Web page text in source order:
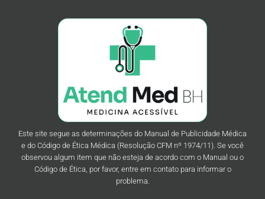
Este site segue as determinações do Manual de Publicidade Médica
e do Código de Ética Médica (Resolução CFM nº 1974/11). Se você
observou algum item que não esteja de acordo com o Manual ou o
Código de Ética, por favor, entre em contato para informar o
problema.